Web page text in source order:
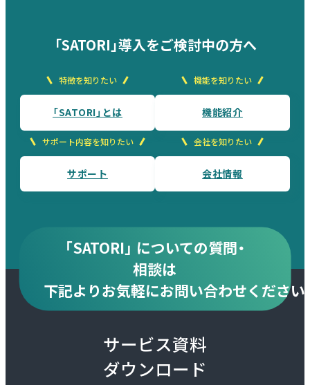
「SATORI」導入をご検討中の方へ
特徴を知りたい
「SATORI」とは
機能を知りたい
機能紹介
サポート内容を知りたい
サポート
会社を知りたい
会社情報
「SATORI」 についての質問・
相談は
下記よりお気軽にお問い合わせください
サービス資料
ダウンロード